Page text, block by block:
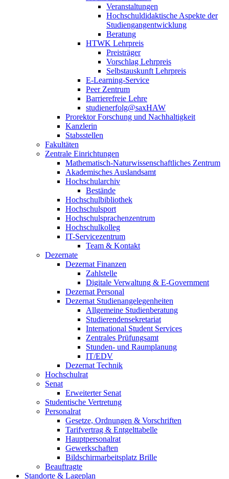
Veranstaltungen
Hochschuldidaktische Aspekte der
Studiengangentwicklung
Beratung
HTWK Lehrpreis
Preisträger
Vorschlag Lehrpreis
Selbstauskunft Lehrpreis
E-Learning-Service
Peer Zentrum
Barrierefreie Lehre
studienerfolg@saxHAW
Prorektor Forschung und Nachhaltigkeit
Kanzlerin
Stabsstellen
Fakultäten
Zentrale Einrichtungen
Mathematisch-Naturwissenschaftliches Zentrum
Akademisches Auslandsamt
Hochschularchiv
Bestände
Hochschulbibliothek
Hochschulsport
Hochschulsprachenzentrum
Hochschulkolleg
IT-Servicezentrum
Team & Kontakt
Dezernate
Dezernat Finanzen
Zahlstelle
Digitale Verwaltung & E-Government
Dezernat Personal
Dezernat Studienangelegenheiten
Allgemeine Studienberatung
Studierendensekretariat
International Student Services
Zentrales Prüfungsamt
Stunden- und Raumplanung
IT/EDV
Dezernat Technik
Hochschulrat
Senat
Erweiterter Senat
Studentische Vertretung
Personalrat
Gesetze, Ordnungen & Vorschriften
Tarifvertrag & Entgelttabelle
Hauptpersonalrat
Gewerkschaften
Bildschirmarbeitsplatz Brille
Beauftragte
Standorte & Lageplan